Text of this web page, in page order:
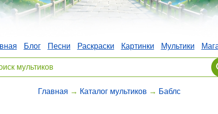
Блог Песни Раскраски Картинки Мультики
Главная → Каталог мультиков → Баблс